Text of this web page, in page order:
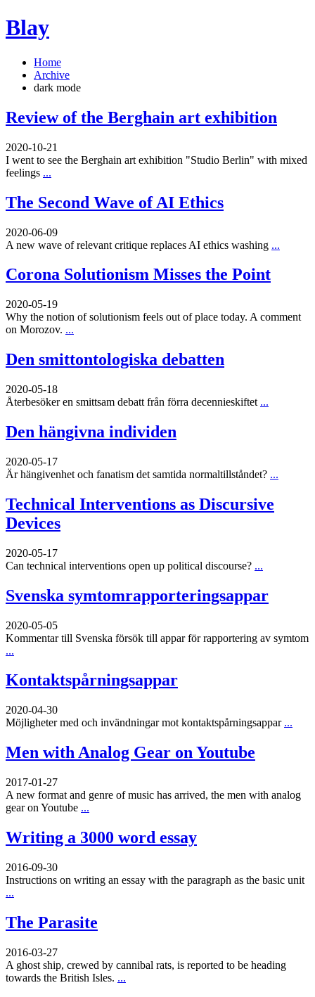
Blay
Home
Archive
dark mode
Review of the Berghain art exhibition
2020-10-21
I went to see the Berghain art exhibition "Studio Berlin" with mixed
feelings ...
The Second Wave of AI Ethics
2020-06-09
A new wave of relevant critique replaces AI ethics washing ...
Corona Solutionism Misses the Point
2020-05-19
Why the notion of solutionism feels out of place today. A comment
on Morozov. ...
Den smittontologiska debatten
2020-05-18
Återbesöker en smittsam debatt från förra decennieskiftet ...
Den hängivna individen
2020-05-17
Är hängivenhet och fanatism det samtida normaltillståndet? ...
Technical Interventions as Discursive
Devices
2020-05-17
Can technical interventions open up political discourse? ...
Svenska symtomrapporteringsappar
2020-05-05
Kommentar till Svenska försök till appar för rapportering av symtom
...
Kontaktspårningsappar
2020-04-30
Möjligheter med och invändningar mot kontaktspårningsappar ...
Men with Analog Gear on Youtube
2017-01-27
A new format and genre of music has arrived, the men with analog
gear on Youtube ...
Writing a 3000 word essay
2016-09-30
Instructions on writing an essay with the paragraph as the basic unit
...
The Parasite
2016-03-27
A ghost ship, crewed by cannibal rats, is reported to be heading
towards the British Isles. ...